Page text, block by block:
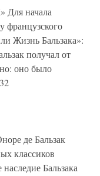
начала
французского
Жизнь Бальзака»:
получал от
оно было
де Бальзак
классиков
Бальзака